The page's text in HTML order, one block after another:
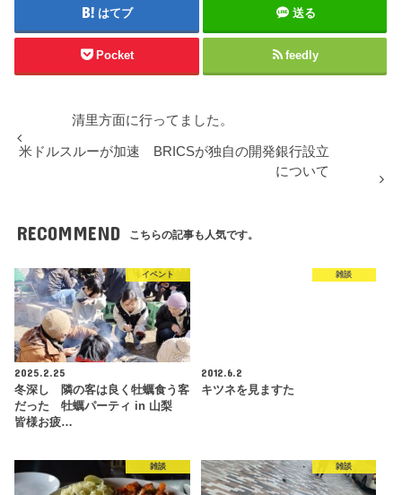
はてブ 送る
Pocket feedly
清里方面に行ってました。
米ドルスルーが加速 BRICSが独自の開発銀行設立
について
RECOMMEND こちらの記事も人気です。
イベント
2025.2.25
冬深し 隣の客は良く牡蠣食う客
だった 牡蠣パーティ in 山梨
皆様お疲…
雑談
2012.6.2
キツネを見ますた
雑談 雑談